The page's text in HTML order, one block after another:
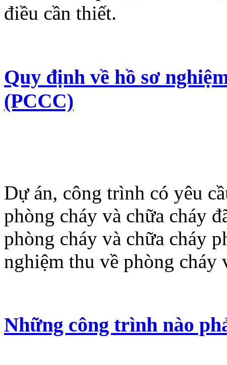
điều cần thiết.
Quy định về hồ sơ
(PCCC)
Dự án, công trình có yêu
phòng cháy và chữa cháy
phòng cháy và chữa cháy
nghiệm thu về phòng cháy
Những công trình nào